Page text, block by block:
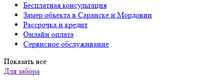
Бесплатная консультация
Замер объекта в Саранске и Мордовии
Рассрочка и кредит
Онлайн оплата
Сервисное обслуживание
Показать все
Для забора